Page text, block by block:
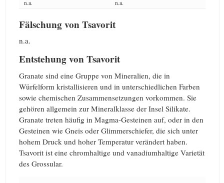
n.a. n.a.
Fälschung von Tsavorit
n.a.
Entstehung von Tsavorit
Granate sind eine Gruppe von Mineralien, die in
Würfelform kristallisieren und in unterschiedlichen Farben
sowie chemischen Zusammensetzungen vorkommen. Sie
gehören allgemein zur Mineralklasse der Insel Silikate.
Granate treten häufig in Magma-Gesteinen auf, oder in den
Gesteinen wie Gneis oder Glimmerschiefer, die sich unter
hohem Druck und hoher Temperatur verändert haben.
Tsavorit ist eine chromhaltige und vanadiumhaltige Varietät
des Grossular.